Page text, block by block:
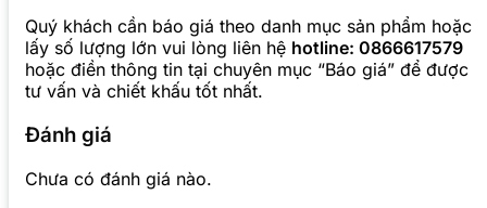
Quý khách cần báo giá theo danh mục sản phẩm hoặc
lấy số lượng lớn vui lòng liên hệ hotline: 0866617579
hoặc điền thông tin tại chuyên mục “Báo giá” để được
tư vấn và chiết khấu tốt nhất.
Đánh giá
Chưa có đánh giá nào.